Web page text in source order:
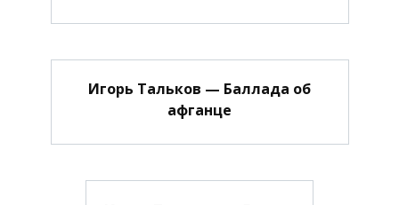
Игорь Тальков — Баллада об
афганце